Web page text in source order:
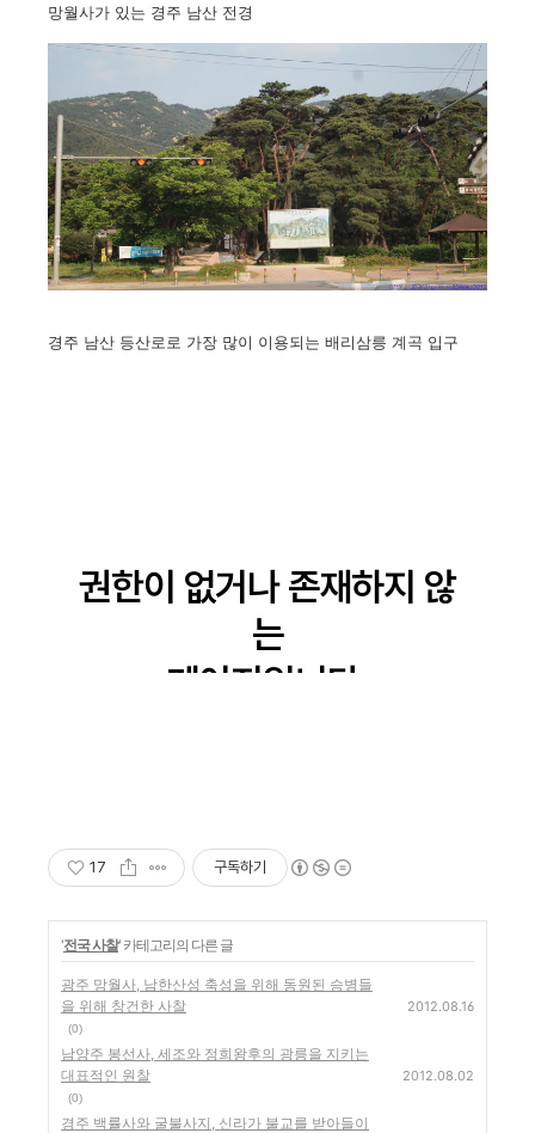
망월사가 있는 경주 남산 전경
경주 남산 등산로로 가장 많이 이용되는 배리삼릉 계곡 입구
17 구독하기
'전국 사찰' 카테고리의 다른 글
광주 망월사, 남한산성 축성을 위해 동원된 승병들
을 위해 창건한 사찰
(0)
2012.08.16
남양주 봉선사, 세조와 정희왕후의 광릉을 지키는
대표적인 원찰
(0)
2012.08.02
경주 백률사와 굴불사지, 신라가 불교를 받아들이